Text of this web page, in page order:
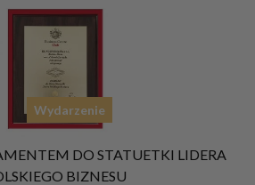
Wydarzenie
DO STATUETKI LIDERA
BIZNESU